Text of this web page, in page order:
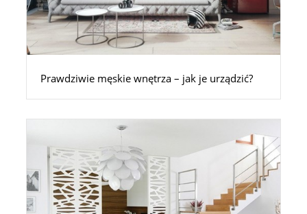
Prawdziwie męskie wnętrza – jak je urządzić?